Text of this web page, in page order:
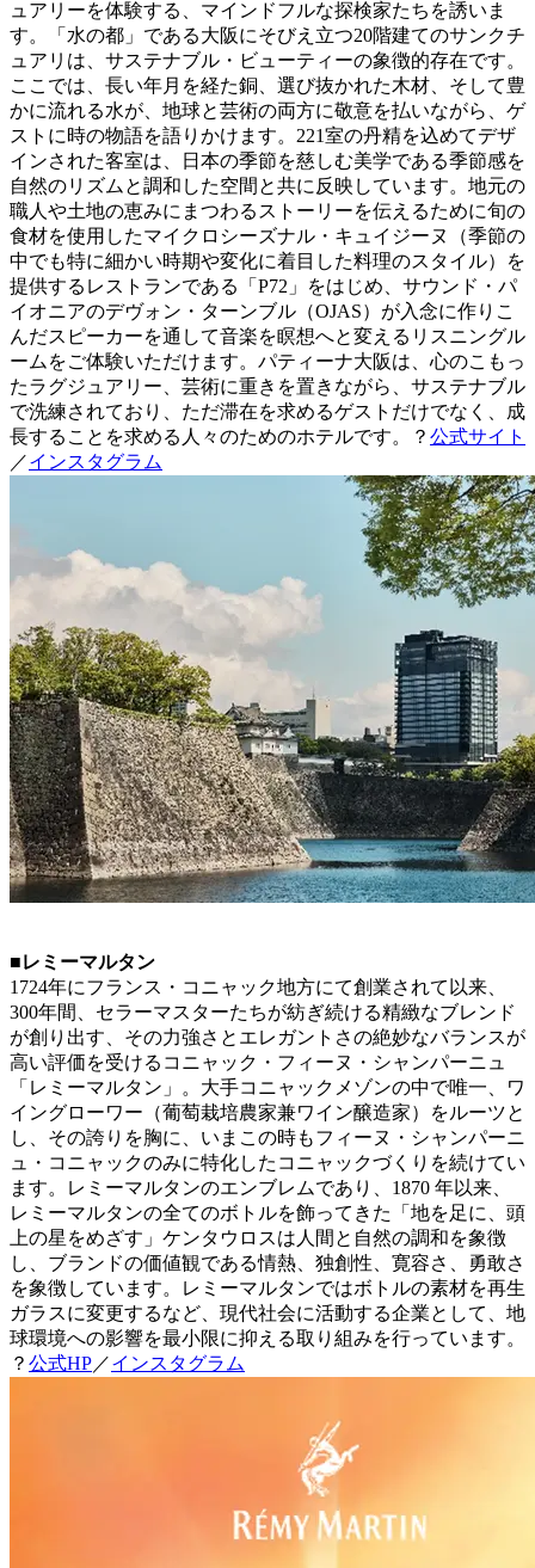
ュアリーを体験する、マインドフルな探検家たちを誘いま
す。「水の都」である大阪にそびえ立つ20階建てのサンクチ
ュアリは、サステナブル・ビューティーの象徴的存在です。
ここでは、長い年月を経た銅、選び抜かれた木材、そして豊
かに流れる水が、地球と芸術の両方に敬意を払いながら、ゲ
ストに時の物語を語りかけます。221室の丹精を込めてデザ
インされた客室は、日本の季節を慈しむ美学である季節感を
自然のリズムと調和した空間と共に反映しています。地元の
職人や土地の恵みにまつわるストーリーを伝えるために旬の
食材を使用したマイクロシーズナル・キュイジーヌ（季節の
中でも特に細かい時期や変化に着目した料理のスタイル）を
提供するレストランである「P72」をはじめ、サウンド・パ
イオニアのデヴォン・ターンブル（OJAS）が入念に作りこ
んだスピーカーを通して音楽を瞑想へと変えるリスニングル
ームをご体験いただけます。パティーナ大阪は、心のこもっ
たラグジュアリー、芸術に重きを置きながら、サステナブル
で洗練されており、ただ滞在を求めるゲストだけでなく、成
長することを求める人々のためのホテルです。？ 公式サイト
／インスタグラム
■レミーマルタン
1724年にフランス・コニャック地方にて創業されて以来、
300年間、セラーマスターたちが紡ぎ続ける精緻なブレンド
が創り出す、その力強さとエレガントさの絶妙なバランスが
高い評価を受けるコニャック・フィーヌ・シャンパーニュ
「レミーマルタン」。大手コニャックメゾンの中で唯一、ワ
イングローワー（葡萄栽培農家兼ワイン醸造家）をルーツと
し、その誇りを胸に、いまこの時もフィーヌ・シャンパーニ
ュ・コニャックのみに特化したコニャックづくりを続けてい
ます。レミーマルタンのエンブレムであり、1870 年以来、
レミーマルタンの全てのボトルを飾ってきた「地を足に、頭
上の星をめざす」ケンタウロスは人間と自然の調和を象徴
し、ブランドの価値観である情熱、独創性、寛容さ、勇敢さ
を象徴しています。レミーマルタンではボトルの素材を再生
ガラスに変更するなど、現代社会に活動する企業として、地
球環境への影響を最小限に抑える取り組みを行っています。
？ 公式HP／インスタグラム